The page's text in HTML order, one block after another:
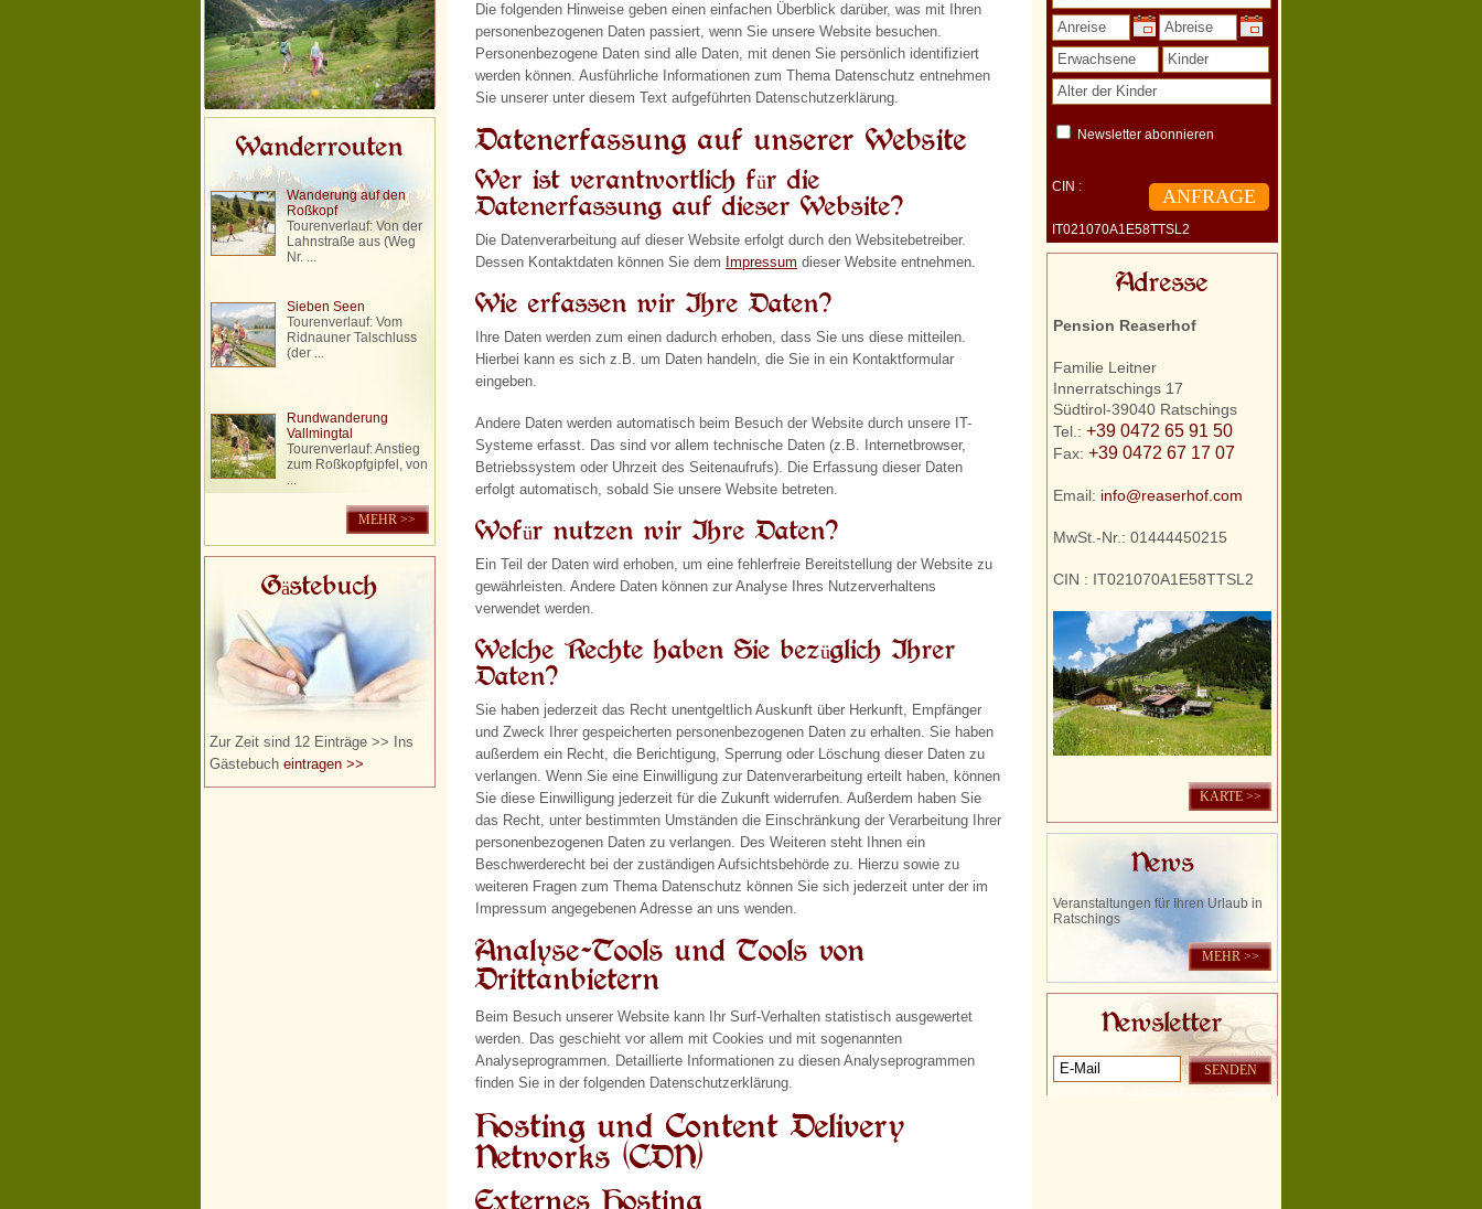
Die folgenden Hinweise geben einen einfachen Überblick darüber, was mit Ihren
personenbezogenen Daten passiert, wenn Sie unsere Website besuchen.
Personenbezogene Daten sind alle Daten, mit denen Sie persönlich identifiziert
werden können. Ausführliche Informationen zum Thema Datenschutz entnehmen
Sie unserer unter diesem Text aufgeführten Datenschutzerklärung.
Datenerfassung auf unserer Website
Wer ist verantwortlich für die
Datenerfassung auf dieser Website?
Die Datenverarbeitung auf dieser Website erfolgt durch den Websitebetreiber.
Dessen Kontaktdaten können Sie dem Impressum dieser Website entnehmen.
Wie erfassen wir Ihre Daten?
Ihre Daten werden zum einen dadurch erhoben, dass Sie uns diese mitteilen.
Hierbei kann es sich z.B. um Daten handeln, die Sie in ein Kontaktformular
eingeben.
Andere Daten werden automatisch beim Besuch der Website durch unsere IT-
Systeme erfasst. Das sind vor allem technische Daten (z.B. Internetbrowser,
Betriebssystem oder Uhrzeit des Seitenaufrufs). Die Erfassung dieser Daten
erfolgt automatisch, sobald Sie unsere Website betreten.
Wofür nutzen wir Ihre Daten?
Ein Teil der Daten wird erhoben, um eine fehlerfreie Bereitstellung der Website zu
gewährleisten. Andere Daten können zur Analyse Ihres Nutzerverhaltens
verwendet werden.
Welche Rechte haben Sie bezüglich Ihrer
Daten?
Sie haben jederzeit das Recht unentgeltlich Auskunft über Herkunft, Empfänger
und Zweck Ihrer gespeicherten personenbezogenen Daten zu erhalten. Sie haben
außerdem ein Recht, die Berichtigung, Sperrung oder Löschung dieser Daten zu
verlangen. Wenn Sie eine Einwilligung zur Datenverarbeitung erteilt haben, können
Sie diese Einwilligung jederzeit für die Zukunft widerrufen. Außerdem haben Sie
das Recht, unter bestimmten Umständen die Einschränkung der Verarbeitung Ihrer
personenbezogenen Daten zu verlangen. Des Weiteren steht Ihnen ein
Beschwerderecht bei der zuständigen Aufsichtsbehörde zu. Hierzu sowie zu
weiteren Fragen zum Thema Datenschutz können Sie sich jederzeit unter der im
Impressum angegebenen Adresse an uns wenden.
Analyse-Tools und Tools von
Drittanbietern
Beim Besuch unserer Website kann Ihr Surf-Verhalten statistisch ausgewertet
werden. Das geschieht vor allem mit Cookies und mit sogenannten
Analyseprogrammen. Detaillierte Informationen zu diesen Analyseprogrammen
finden Sie in der folgenden Datenschutzerklärung.
Hosting und Content Delivery
Networks (CDN)
Externes Hosting
Wanderrouten
Wanderung auf den
Roßkopf
Tourenverlauf: Von der
Lahnstraße aus (Weg
Nr. ...
Sieben Seen
Tourenverlauf: Vom
Ridnauner Talschluss
(der ...
Rundwanderung
Vallmingtal
Tourenverlauf: Anstieg
zum Roßkopfgipfel, von
MEHR >>
Gästebuch
Zur Zeit sind 12 Einträge >> Ins
Gästebuch eintragen >>
Newsletter abonnieren
CIN :
IT021070A1E58TTSL2
Adresse
Pension Reaserhof
Familie Leitner
Innerratschings 17
Südtirol-39040 Ratschings
Tel.:+39 0472 65 91 50
Fax:+39 0472 67 17 07
Email: info@reaserhof.com
MwSt.-Nr.: 01444450215
CIN : IT021070A1E58TTSL2
KARTE >>
News
Veranstaltungen für Ihren Urlaub in
Ratschings
MEHR >>
Newsletter